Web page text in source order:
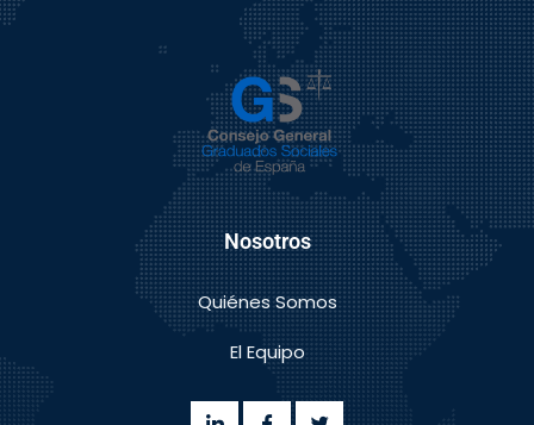
Nosotros
Quiénes Somos
El Equipo